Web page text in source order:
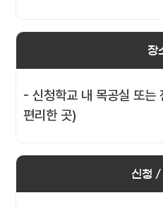
장
- 신청학교 내 목공실 또는
편리한 곳)
신청 /